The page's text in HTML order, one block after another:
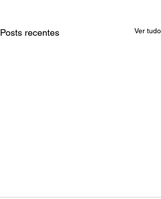
Posts recentes Ver tudo